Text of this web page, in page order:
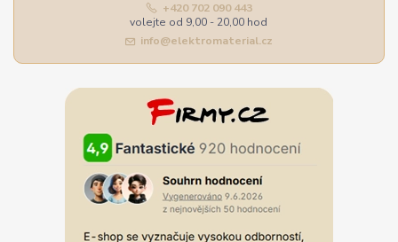
+420 702 090 443
volejte od 9,00 - 20,00 hod
info@elektromaterial.cz